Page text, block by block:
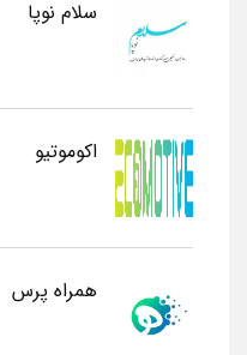
سلام نوپا
اکوموتیو
همراه پرس